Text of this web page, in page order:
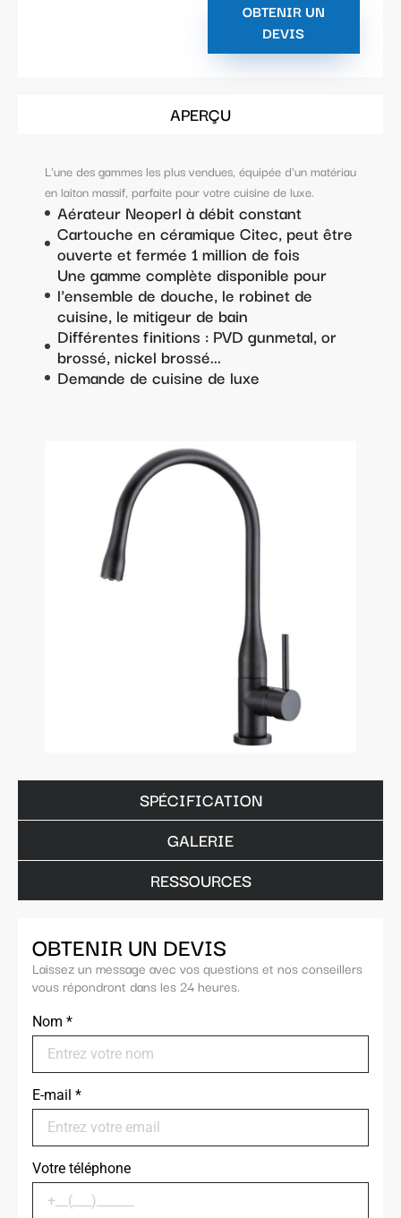
OBTENIR UN
DEVIS
APERÇU
SPÉCIFICATION
GALERIE
RESSOURCES
L'une des gammes les plus vendues, équipée d'un matériau
en laiton massif, parfaite pour votre cuisine de luxe.
Aérateur Neoperl à débit constant
Cartouche en céramique Citec, peut être
ouverte et fermée 1 million de fois
Une gamme complète disponible pour
l'ensemble de douche, le robinet de
cuisine, le mitigeur de bain
Différentes finitions : PVD gunmetal, or
brossé, nickel brossé...
Demande de cuisine de luxe
OBTENIR UN DEVIS
Laissez un message avec vos questions et nos conseillers
vous répondront dans les 24 heures.
Nom *
E-mail *
Votre téléphone